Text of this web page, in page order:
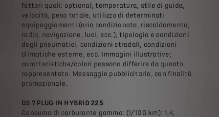
fattori quali: optional, temperatura, stile di guida,
velocità, peso totale, utilizzo di determinati
equipaggiamenti (aria condizionata, riscaldamento,
radio, navigazione, luci, ecc.), tipologia e condizioni
degli pneumatici, condizioni stradali, condizioni
climatiche esterne, ecc. Immagini illustrative;
caratteristiche/colori possono differire da quanto
rappresentato. Messaggio pubblicitario, con finalità
promozionale.
DS 7 PLUG-IN HYBRID 225
Consumo di carburante gamma: (l/100 km): 1,4;